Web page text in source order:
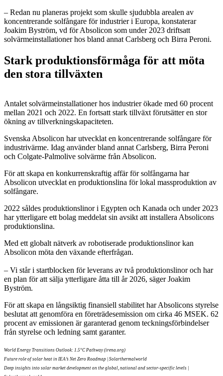
– Redan nu planeras projekt som skulle sjudubbla arealen av
koncentrerande solfångare för industrier i Europa, konstaterar
Joakim Byström, vd för Absolicon som under 2023 driftsatt
solvärmeinstallationer hos bland annat Carlsberg och Birra Peroni.
Stark produktionsförmåga för att möta
den stora tillväxten
Antalet solvärmeinstallationer hos industrier ökade med 60 procent
mellan 2021 och 2022. En fortsatt stark tillväxt förutsätter en stor
ökning av tillverkningskapaciteten.
Svenska Absolicon har utvecklat en koncentrerande solfångare för
industrivärme. Idag använder bland annat Carlsberg, Birra Peroni
och Colgate-Palmolive solvärme från Absolicon.
För att skapa en konkurrenskraftig affär för solfångarna har
Absolicon utvecklat en produktionslina för lokal massproduktion av
solfångare.
2022 såldes produktionslinor i Egypten och Kanada och under 2023
har ytterligare ett bolag meddelat sin avsikt att installera Absolicons
produktionslina.
Med ett globalt nätverk av robotiserade produktionslinor kan
Absolicon möta den växande efterfrågan.
– Vi står i startblocken för leverans av två produktionslinor och har
en plan för att sälja ytterligare åtta till år 2026, säger Joakim
Byström.
För att skapa en långsiktig finansiell stabilitet har Absolicons styrelse
beslutat att genomföra en företrädesemission om cirka 46 MSEK. 62
procent av emissionen är garanterad genom teckningsförbindelser
från styrelse och ledning samt garanter.
World Energy Transitions Outlook: 1.5°C Pathway (irena.org)
Future role of solar heat in IEA’s Net Zero Roadmap | Solarthermalworld
Deep insights into solar market development on the global, national and sector-specific levels |